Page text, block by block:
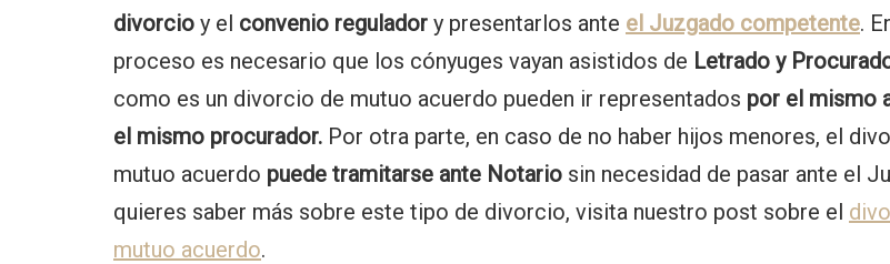
divorcio y el convenio regulador y presentarlos ante el Juzgado competente.
proceso es necesario que los cónyuges vayan asistidos de Letrado y
como es un divorcio de mutuo acuerdo pueden ir representados por el mismo
el mismo procurador. Por otra parte, en caso de no haber hijos menores, el
mutuo acuerdo puede tramitarse ante Notario sin necesidad de pasar ante el
quieres saber más sobre este tipo de divorcio, visita nuestro post sobre el
mutuo acuerdo.